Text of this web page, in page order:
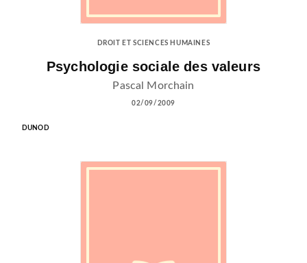
DROIT ET SCIENCES HUMAINES
Psychologie sociale des valeurs
Pascal Morchain
02/09/2009
DUNOD